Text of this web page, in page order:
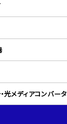
光メディアコンバータ